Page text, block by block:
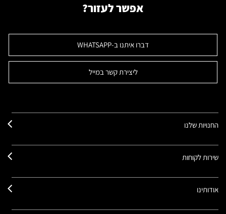
אפשר לעזור?
דברו איתנו ב-WHATSAPP
ליצירת קשר במייל
החנויות שלנו
שירות לקוחות
אודותינו